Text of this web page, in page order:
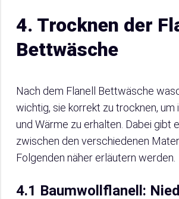
4. Trocknen der
Bettwäsche
Nach dem Flanell Bettwäsche
wichtig, sie korrekt zu trocknen, um
und Wärme zu erhalten. Dabei gibt
zwischen den verschiedenen
Folgenden näher erläutern werden.
4.1 Baumwollflanell: